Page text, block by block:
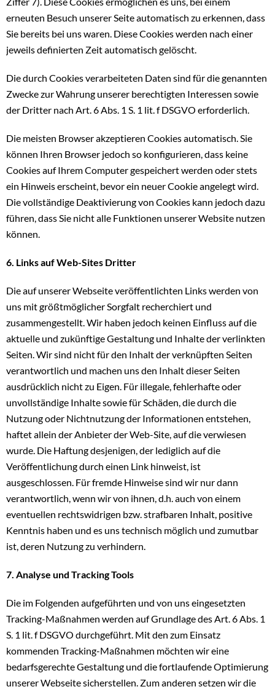
erneuten Besuch unserer Seite automatisch zu erkennen, dass
Sie bereits bei uns waren. Diese Cookies werden nach einer
jeweils definierten Zeit automatisch gelöscht.
Die durch Cookies verarbeiteten Daten sind für die genannten
Zwecke zur Wahrung unserer berechtigten Interessen sowie
der Dritter nach Art. 6 Abs. 1 S. 1 lit. f DSGVO erforderlich.
Die meisten Browser akzeptieren Cookies automatisch. Sie
können Ihren Browser jedoch so konfigurieren, dass keine
Cookies auf Ihrem Computer gespeichert werden oder stets
ein Hinweis erscheint, bevor ein neuer Cookie angelegt wird.
Die vollständige Deaktivierung von Cookies kann jedoch dazu
führen, dass Sie nicht alle Funktionen unserer Website nutzen
können.
6. Links auf Web-Sites Dritter
Die auf unserer Webseite veröffentlichten Links werden von
uns mit größtmöglicher Sorgfalt recherchiert und
zusammengestellt. Wir haben jedoch keinen Einfluss auf die
aktuelle und zukünftige Gestaltung und Inhalte der verlinkten
Seiten. Wir sind nicht für den Inhalt der verknüpften Seiten
verantwortlich und machen uns den Inhalt dieser Seiten
ausdrücklich nicht zu Eigen. Für illegale, fehlerhafte oder
unvollständige Inhalte sowie für Schäden, die durch die
Nutzung oder Nichtnutzung der Informationen entstehen,
haftet allein der Anbieter der Web-Site, auf die verwiesen
wurde. Die Haftung desjenigen, der lediglich auf die
Veröffentlichung durch einen Link hinweist, ist
ausgeschlossen. Für fremde Hinweise sind wir nur dann
verantwortlich, wenn wir von ihnen, d.h. auch von einem
eventuellen rechtswidrigen bzw. strafbaren Inhalt, positive
Kenntnis haben und es uns technisch möglich und zumutbar
ist, deren Nutzung zu verhindern.
7. Analyse und Tracking Tools
Die im Folgenden aufgeführten und von uns eingesetzten
Tracking-Maßnahmen werden auf Grundlage des Art. 6 Abs. 1
S. 1 lit. f DSGVO durchgeführt. Mit den zum Einsatz
kommenden Tracking-Maßnahmen möchten wir eine
bedarfsgerechte Gestaltung und die fortlaufende Optimierung
unserer Webseite sicherstellen. Zum anderen setzen wir die